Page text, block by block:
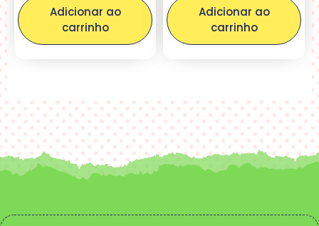
Adicionar ao
carrinho
Adicionar ao
carrinho